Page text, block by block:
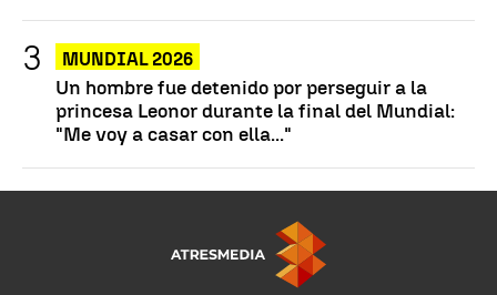
MUNDIAL 2026
Un hombre fue detenido por perseguir a la
princesa Leonor durante la final del Mundial:
"Me voy a casar con ella..."